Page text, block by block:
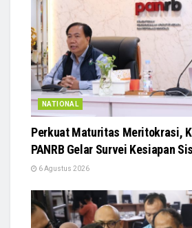
NATIONAL
Perkuat Maturitas Meritokrasi,
PANRB Gelar Survei Kesiapan
6 Agustus 2026